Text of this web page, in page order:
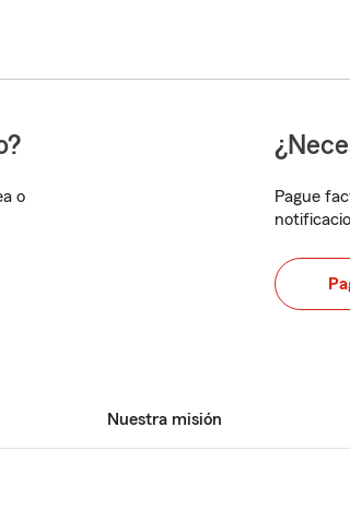
o
Pague
Nuestra misión